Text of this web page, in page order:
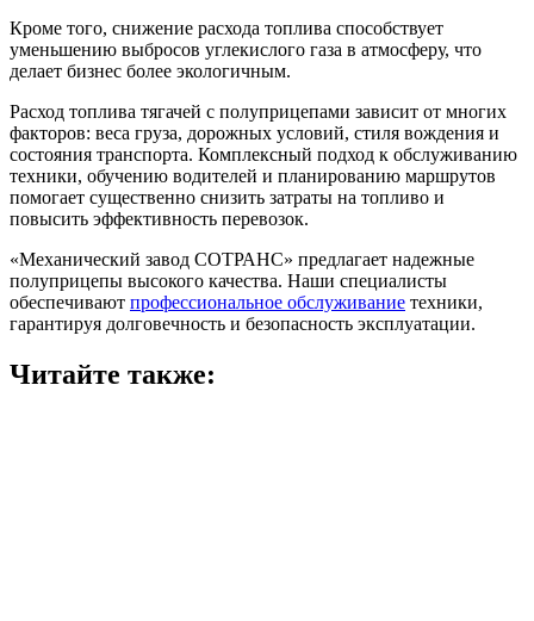
Кроме того, снижение расхода топлива способствует
уменьшению выбросов углекислого газа в атмосферу, что
делает бизнес более экологичным.
Расход топлива тягачей с полуприцепами зависит от многих
факторов: веса груза, дорожных условий, стиля вождения и
состояния транспорта. Комплексный подход к обслуживанию
техники, обучению водителей и планированию маршрутов
помогает существенно снизить затраты на топливо и
повысить эффективность перевозок.
«Механический завод СОТРАНС» предлагает надежные
полуприцепы высокого качества. Наши специалисты
обеспечивают профессиональное обслуживание техники,
гарантируя долговечность и безопасность эксплуатации.
Читайте также: